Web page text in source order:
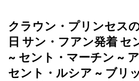
クラウン・プリンセス
日 サン・フアン発着 セ
~ セント・マーチン ~
セント・ルシア ~ ブリ